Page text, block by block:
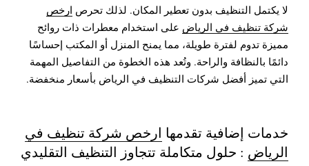
لا يكتمل التنظيف بدون تعطير المكان. لذلك تحرص ارخص
شركة تنظيف في الرياض على استخدام معطرات ذات روائح
مميزة تدوم لفترة طويلة، مما يمنح المنزل أو المكتب إحساسًا
دائمًا بالنظافة والراحة. وتُعد هذه الخطوة من التفاصيل المهمة
التي تميز أفضل شركات التنظيف في الرياض بأسعار منخفضة.
خدمات إضافية تقدمها ارخص شركة تنظيف في
الرياض : حلول متكاملة تتجاوز التنظيف التقليدي